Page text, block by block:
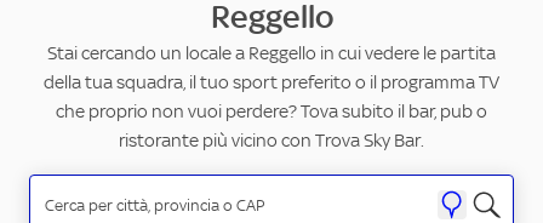
Reggello
Stai cercando un locale a Reggello in cui vedere le partita
della tua squadra, il tuo sport preferito o il programma TV
che proprio non vuoi perdere? Tova subito il bar, pub o
ristorante più vicino con Trova Sky Bar.